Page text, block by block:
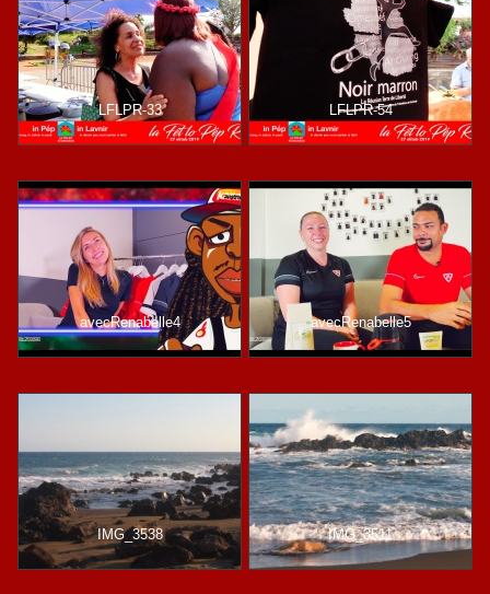
LFLPR-33 LFLPR-54
avecRenabelle4 avecRenabelle5
IMG_3538 IMG_3511